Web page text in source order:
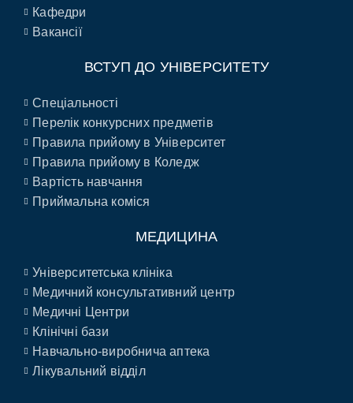
Кафедри
Вакансії
ВСТУП ДО УНІВЕРСИТЕТУ
Спеціальності
Перелік конкурсних предметів
Правила прийому в Університет
Правила прийому в Коледж
Вартість навчання
Приймальна коміся
МЕДИЦИНА
Університетська клініка
Медичний консультативний центр
Медичні Центри
Клінічні бази
Навчально-виробнича аптека
Лікувальний відділ